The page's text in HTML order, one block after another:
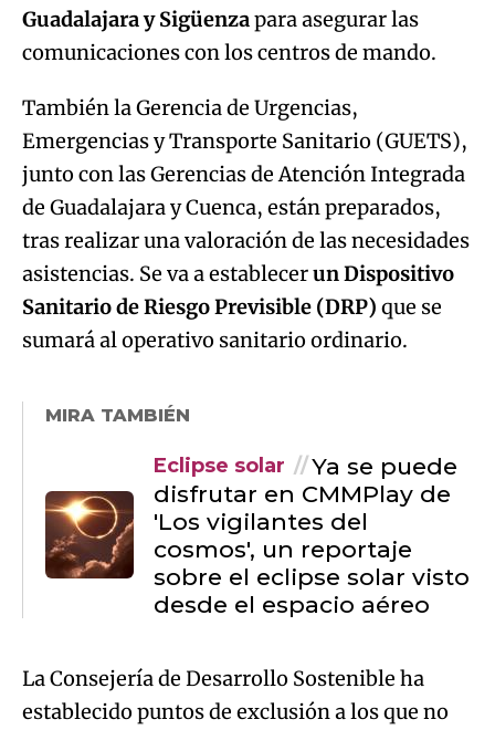
Guadalajara y Sigüenzapara asegurar las
comunicaciones con los centros de mando.
También la Gerencia de Urgencias,
Emergencias y Transporte Sanitario (GUETS),
junto con las Gerencias de Atención Integrada
de Guadalajara y Cuenca, están preparados,
tras realizar una valoración de las necesidades
asistencias. Se va a establecerun Dispositivo
Sanitario de Riesgo Previsible (DRP) que se
sumará al operativo sanitario ordinario.
MIRA TAMBIÉN
Eclipse solar
Ya se puede
disfrutar en CMMPlay de
'Los vigilantes del
cosmos', un reportaje
sobre el eclipse solar visto
desde el espacio aéreo
La Consejería de Desarrollo Sostenible ha
establecido puntos de exclusión a los que no